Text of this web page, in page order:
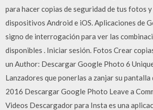
para hacer copias de seguridad de tus fotos
dispositivos Android e iOS. Aplicaciones de
signo de interrogación para ver las
disponibles . Iniciar sesión. Fotos Crear
un Author: Descargar Google Photo 6
Lanzadores que ponerlas a zanjar su
2016 Descargar Google Photo Leave a
Videos Descargador para Insta es una